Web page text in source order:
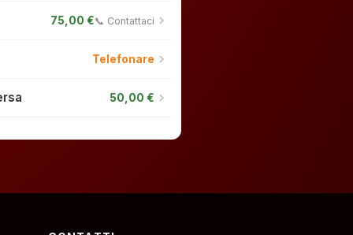
75,00 €📞 Contattaci chevron_right
Telefonare chevron_right
50,00 € chevron_right